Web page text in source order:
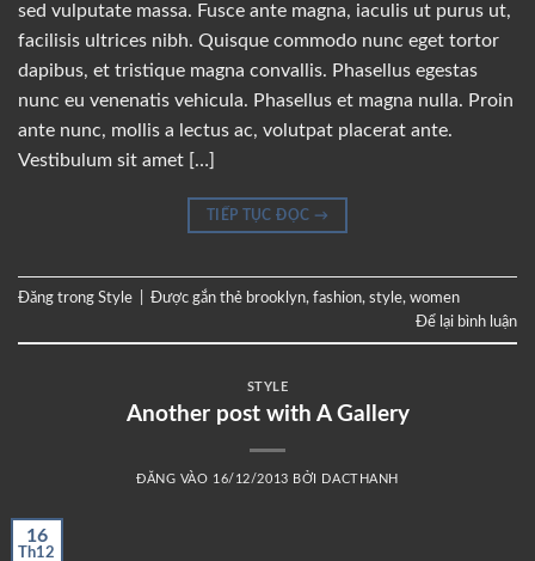
sed vulputate massa. Fusce ante magna, iaculis ut purus ut,
facilisis ultrices nibh. Quisque commodo nunc eget tortor
dapibus, et tristique magna convallis. Phasellus egestas
nunc eu venenatis vehicula. Phasellus et magna nulla. Proin
ante nunc, mollis a lectus ac, volutpat placerat ante.
Vestibulum sit amet […]
TIẾP TỤC ĐỌC →
Đăng trong Style Được gắn thẻ brooklyn, fashion, style, women
Để lại bình luận
STYLE
Another post with A Gallery
ĐĂNG VÀO 16/12/2013 BỞI DACTHANH
16
Th12